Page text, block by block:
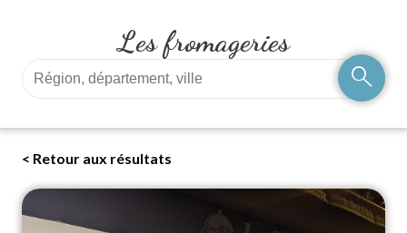
Les fromageries
search
< Retour aux résultats